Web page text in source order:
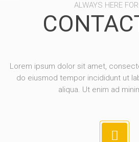
ALWAYS HERE
Lorem ipsum dolor sit amet,
do eiusmod tempor incididunt ut
aliqua. Ut enim ad